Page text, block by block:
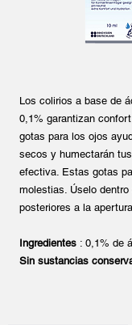
Los colirios a base de
0,1% garantizan
gotas para los ojos
secos y humectarán
efectiva. Estas gotas
molestias. Úselo
posteriores a la
Ingredientes : 0,1% de
Sin sustancias